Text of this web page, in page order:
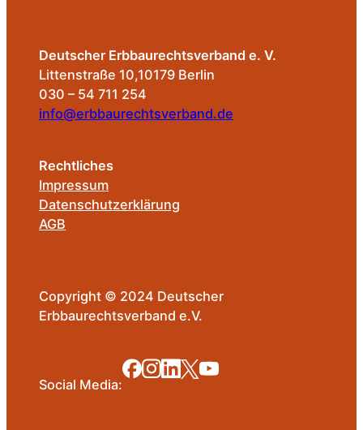
Deutscher Erbbaurechtsverband e. V.
Littenstraße 10,10179 Berlin
030 – 54 711 254
info@erbbaurechtsverband.de
Rechtliches
Impressum
Datenschutzerklärung
AGB
Copyright © 2024 Deutscher
Erbbaurechtsverband e.V.
Social Media: